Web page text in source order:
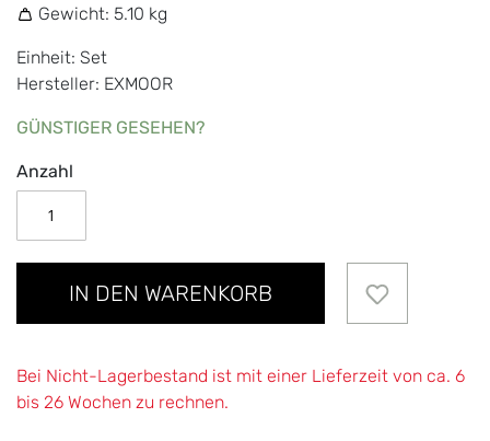
Gewicht: 5.10 kg
Einheit: Set
Hersteller: EXMOOR
GÜNSTIGER GESEHEN?
Anzahl
IN DEN WARENKORB
Bei Nicht-Lagerbestand ist mit einer Lieferzeit von ca. 6
bis 26 Wochen zu rechnen.